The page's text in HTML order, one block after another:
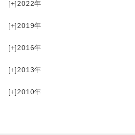
[+]2022
[+]2019
[+]2016
[+]2013
[+]2010